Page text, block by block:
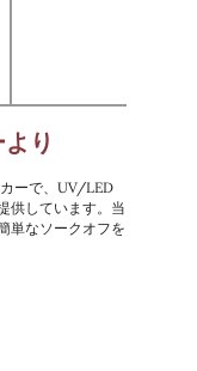
り
ーで、UV/LED
供しています。当
単なソークオフを